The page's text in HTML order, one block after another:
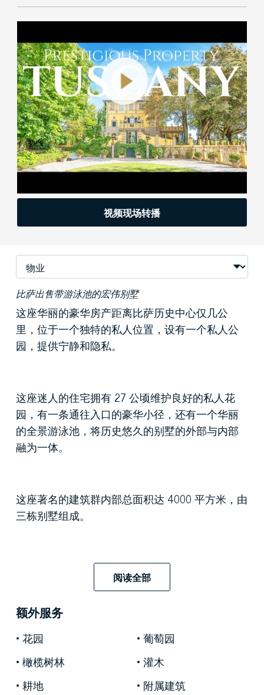
视频现场转播
比萨出售带游泳池的宏伟别墅
这座华丽的豪华房产距离比萨历史中心仅几公
里，位于一个独特的私人位置，设有一个私人公
园，提供宁静和隐私。
这座迷人的住宅拥有 27 公顷维护良好的私人花
园，有一条通往入口的豪华小径，还有一个华丽
的全景游泳池，将历史悠久的别墅的外部与内部
融为一体。
这座著名的建筑群内部总面积达 4000 平方米，由
三栋别墅组成。
第一栋最近装修的别墅位于底楼，设有带原始壁
炉的接待室、设备齐全的大厨房、起居区、配有
亮和温馨。
在随后的楼层，伴随着华丽的楼梯，我们找到了
安静的睡眠区，里面有各种卧室和浴室。
阅读全部
额外服务
花园
葡萄园
橄榄树林
灌木
耕地
附属建筑